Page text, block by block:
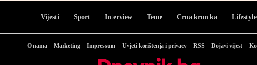
Vijesti Sport Interview Teme Crna kronika Lifestyle
O nama Marketing Impressum Uvjeti korištenja i privacy RSS Dojavi vijest